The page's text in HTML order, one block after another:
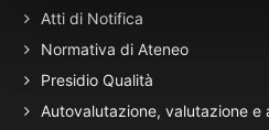
Atti di Notifica
Normativa di Ateneo
Presidio Qualità
Autovalutazione, valutazione e